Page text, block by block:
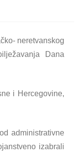
neretvanskog
Dana
i Hercegovine,
administrativne
izabrali